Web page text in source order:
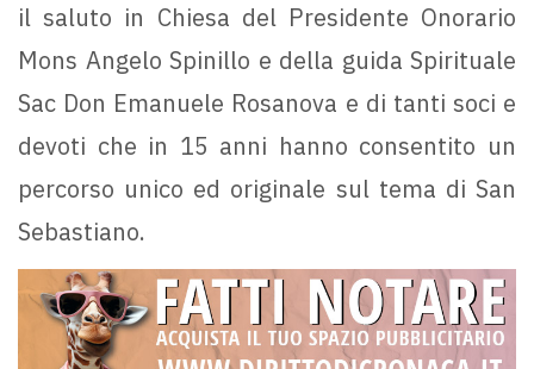
il saluto in Chiesa del Presidente Onorario
Mons Angelo Spinillo e della guida Spirituale
Sac Don Emanuele Rosanova e di tanti soci e
devoti che in 15 anni hanno consentito un
percorso unico ed originale sul tema di San
Sebastiano.